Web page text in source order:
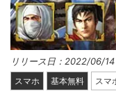
リリース日：2022/06/14
スマホ 基本無料 スマ